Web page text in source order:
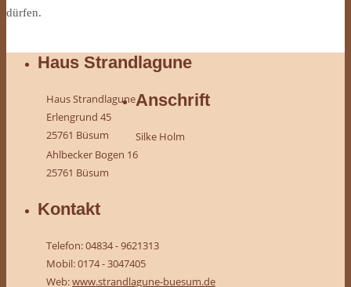
dürfen.
Haus Strandlagune
Haus Strandlagune
Erlengrund 45
25761 Büsum
Anschrift
Silke Holm
Ahlbecker Bogen 16
25761 Büsum
Kontakt
Telefon: 04834 - 9621313
Mobil: 0174 - 3047405
Web:www.strandlagune-buesum.de